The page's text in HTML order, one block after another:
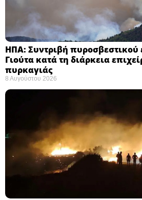
ΗΠΑ: Συντριβή πυροσβεστικού
Γιούτα κατά τη διάρκεια
πυρκαγιάς ​
8 Αυγούστου 2026